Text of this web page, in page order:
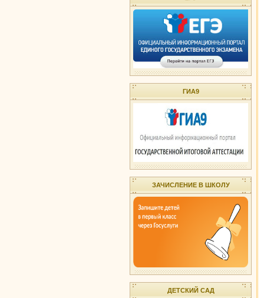
ГИА9
ЗАЧИСЛЕНИЕ В ШКОЛУ
ДЕТСКИЙ САД